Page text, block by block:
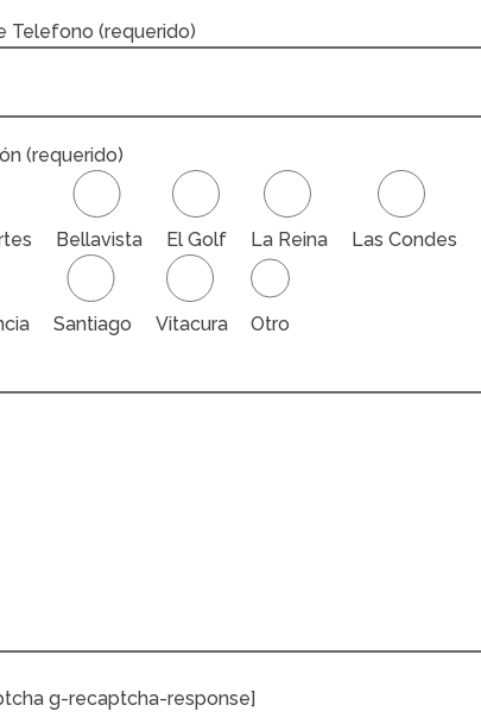
Telefono (requerido)
(requerido)
Bellavista El Golf La Reina Las Condes
Santiago Vitacura Otro
g-recaptcha-response]